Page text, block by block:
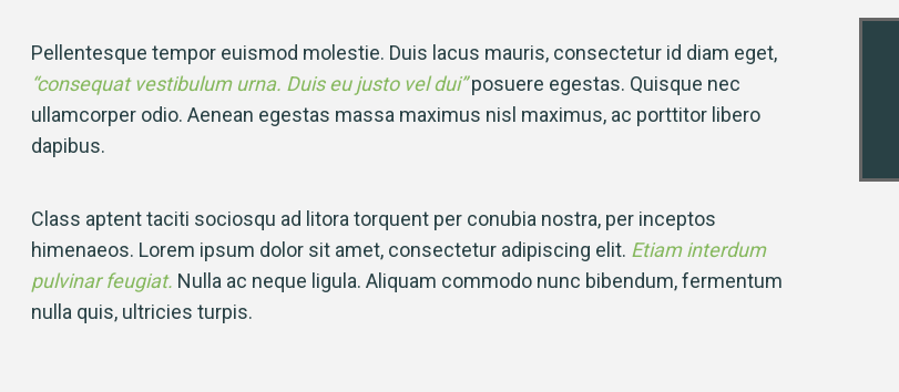
Pellentesque tempor euismod molestie. Duis lacus mauris, consectetur id diam eget,
“consequat vestibulum urna. Duis eu justo vel dui”posuere egestas. Quisque nec
ullamcorper odio. Aenean egestas massa maximus nisl maximus, ac porttitor libero
dapibus.
Class aptent taciti sociosqu ad litora torquent per conubia nostra, per inceptos
himenaeos. Lorem ipsum dolor sit amet, consectetur adipiscing elit. Etiam interdum
pulvinar feugiat. Nulla ac neque ligula. Aliquam commodo nunc bibendum, fermentum
nulla quis, ultricies turpis.